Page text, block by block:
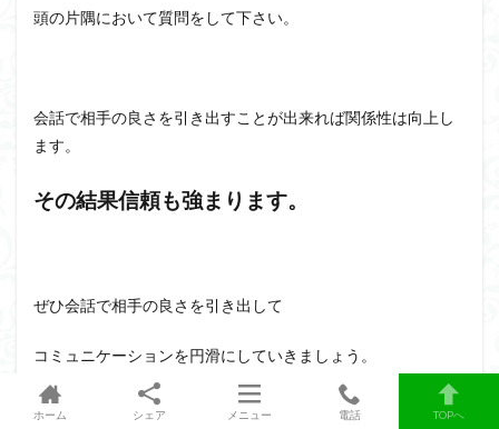
頭の片隅において質問をして下さい。
会話で相手の良さを引き出すことが出来れば関係性は向上し
ます。
その結果信頼も強まります。
ぜひ会話で相手の良さを引き出して
コミュニケーションを円滑にしていきましょう。
ホーム シェア メニュー 電話 TOPへ